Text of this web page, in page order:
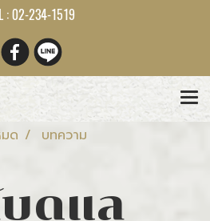
: 02-234-1519
ด
บทความ
ดูแล